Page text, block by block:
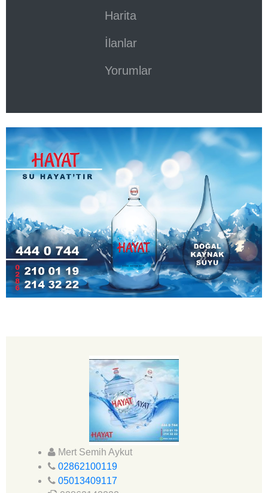
Harita
İlanlar
Yorumlar
Previous Next
Mert Semih Aykut
02862100119
05013409117